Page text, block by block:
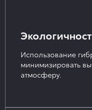
Использование
минимизировать
атмосферу.